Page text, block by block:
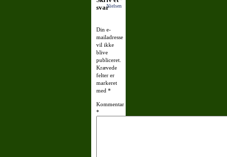
Nielsen
svar
Din e-
mailadresse
vil ikke
blive
publiceret.
Krævede
felter er
markeret
med *
Kommentar
*